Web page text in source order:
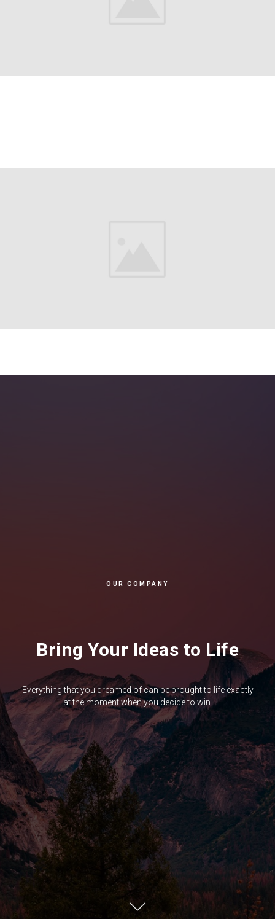
OUR COMPANY
Bring Your Ideas to Life
Everything that you dreamed of can be brought to life exactly
at the moment when you decide to win.